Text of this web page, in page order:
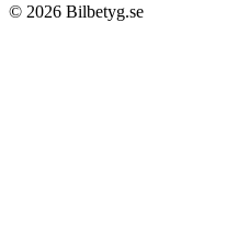
© 2026 Bilbetyg.se